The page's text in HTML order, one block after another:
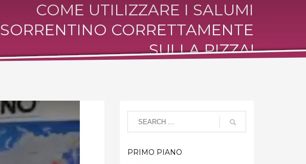
COME UTILIZZARE I SALUMI
SORRENTINO CORRETTAMENTE
SULLA PIZZA!
PRIMO PIANO